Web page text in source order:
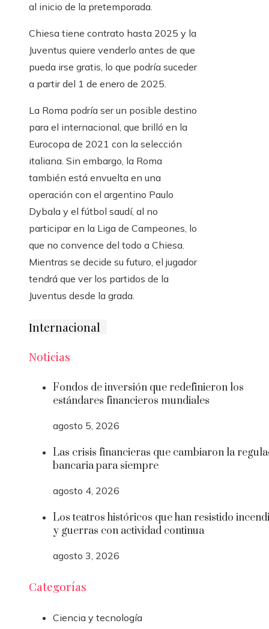
al inicio de la pretemporada.
Chiesa tiene contrato hasta 2025 y la
Juventus quiere venderlo antes de que
pueda irse gratis, lo que podría suceder
a partir del 1 de enero de 2025.
La Roma podría ser un posible destino
para el internacional, que brilló en la
Eurocopa de 2021 con la selección
italiana. Sin embargo, la Roma
también está envuelta en una
operación con el argentino Paulo
Dybala y el fútbol saudí, al no
participar en la Liga de Campeones, lo
que no convence del todo a Chiesa.
Mientras se decide su futuro, el jugador
tendrá que ver los partidos de la
Juventus desde la grada.
Internacional
Noticias
Fondos de inversión que redefinieron los
estándares financieros mundiales
agosto 5, 2026
Las crisis financieras que cambiaron la
bancaria para siempre
agosto 4, 2026
Los teatros históricos que han resistido
y guerras con actividad continua
agosto 3, 2026
Categorías
Ciencia y tecnología